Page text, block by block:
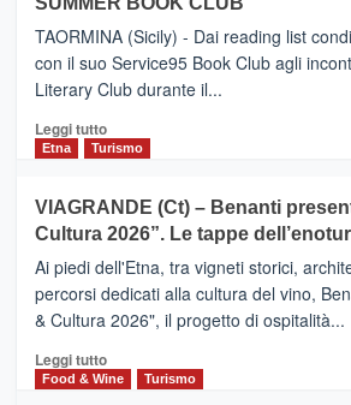
–
Meta
turistica
privilegiata
secondo
dati
di
Anche
la
Valle
Alcantara
nei
primi
nella
classifica
TAORMINA (Sicily) - Dai reading list
con il suo Service95 Book Club agli
Literary Club durante il...
Leggi tuttoLeggi
di
IL
SAN
DOMENICO
PALACE
UN
HOTEL
FOUR
Etna Turismo
VIAGRANDE (Ct) – Benanti
Cultura 2026”. Le tappe
Ai piedi dell'Etna, tra vigneti storici,
percorsi dedicati alla cultura del vino,
& Cultura 2026", il progetto di ospitalità...
Leggi tuttoLeggi
di
Food & Wine Turismo